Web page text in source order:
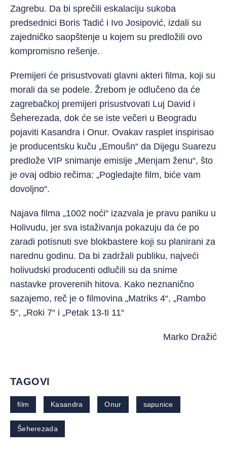
Zagrebu. Da bi sprečili eskalaciju sukoba
predsednici Boris Tadić i Ivo Josipović, izdali su
zajedničko saopštenje u kojem su predložili ovo
kompromisno rešenje.
Premijeri će prisustvovati glavni akteri filma, koji su
morali da se podele. Žrebom je odlučeno da će
zagrebačkoj premijeri prisustvovati Luj David i
Šeherezada, dok će se iste večeri u Beogradu
pojaviti Kasandra i Onur. Ovakav rasplet inspirisao
je producentsku kuču „Emoušn“ da Dijegu Suarezu
predlože VIP snimanje emisije „Menjam ženu“, što
je ovaj odbio rečima: „Pogledajte film, biće vam
dovoljno“.
Najava filma „1002 noći“ izazvala je pravu paniku u
Holivudu, jer sva istaživanja pokazuju da će po
zaradi potisnuti sve blokbastere koji su planirani za
narednu godinu. Da bi zadržali publiku, najveći
holivudski producenti odlučili su da snime
nastavke proverenih hitova. Kako neznanično
sazajemo, reč je o filmovina „Matriks 4“, „Rambo
5“, „Roki 7“ i „Petak 13-ti 11“
Marko Dražić
TAGOVI
film Kasandra Onur sapunice
Šeherezada